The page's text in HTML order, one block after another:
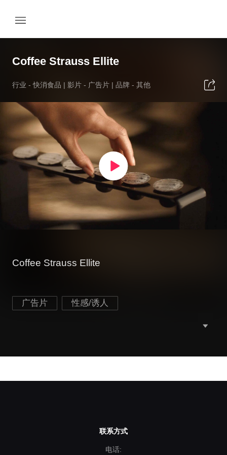
Coffee Strauss Ellite
行业 -快消食品 | 影片 - 广告片 | 品牌 - 其他
Coffee Strauss Ellite
广告片 性感/诱人
联系方式
电话: